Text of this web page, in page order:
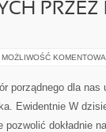
PRZEZ
MOŻLIWOŚĆ
porządnego dla nas
Ewidentnie W
pozwolić dokładnie